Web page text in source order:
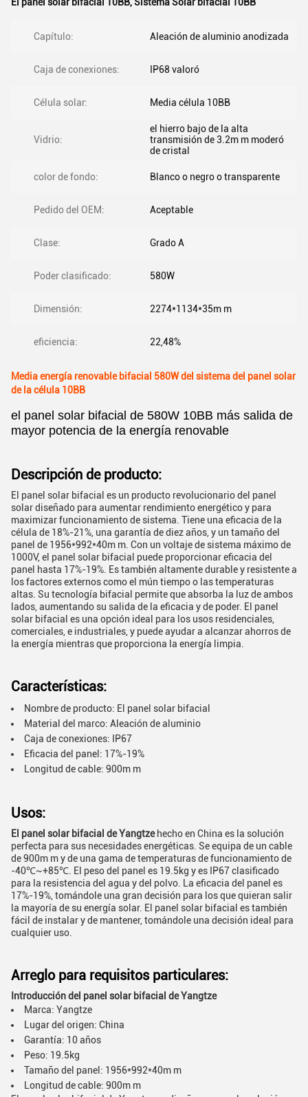
Capítulo: Aleación de aluminio anodizada
Caja de conexiones: IP68 valoró
Célula solar: Media célula 10BB
Vidrio:
el hierro bajo de la alta
transmisión de 3.2m m moderó
de cristal
color de fondo: Blanco o negro o transparente
Pedido del OEM: Aceptable
Clase: Grado A
Poder clasificado: 580W
Dimensión: 2274*1134*35m m
eficiencia: 22,48%
Media energía renovable bifacial 580W del sistema del panel solar
de la célula 10BB
el panel solar bifacial de 580W 10BB más salida de
mayor potencia de la energía renovable
Descripción de producto:
El panel solar bifacial es un producto revolucionario del panel
solar diseñado para aumentar rendimiento energético y para
maximizar funcionamiento de sistema. Tiene una eficacia de la
célula de 18%-21%, una garantía de diez años, y un tamaño del
panel de 1956*992*40m m. Con un voltaje de sistema máximo de
1000V, el panel solar bifacial puede proporcionar eficacia del
panel hasta 17%-19%. Es también altamente durable y resistente a
los factores externos como el mún tiempo o las temperaturas
altas. Su tecnología bifacial permite que absorba la luz de ambos
lados, aumentando su salida de la eficacia y de poder. El panel
solar bifacial es una opción ideal para los usos residenciales,
comerciales, e industriales, y puede ayudar a alcanzar ahorros de
la energía mientras que proporciona la energía limpia.
Características:
Nombre de producto: El panel solar bifacial
Material del marco: Aleación de aluminio
Caja de conexiones: IP67
Eficacia del panel: 17%-19%
Longitud de cable: 900m m
Usos:
El panel solar bifacial de Yangtzehecho en China es la solución
perfecta para sus necesidades energéticas. Se equipa de un cable
de 900m m y de una gama de temperaturas de funcionamiento de
-40℃~+85℃. El peso del panel es 19.5kg y es IP67 clasificado
para la resistencia del agua y del polvo. La eficacia del panel es
17%-19%, tomándole una gran decisión para los que quieran salir
la mayoría de su energía solar. El panel solar bifacial es también
fácil de instalar y de mantener, tomándole una decisión ideal para
cualquier uso.
Arreglo para requisitos particulares:
Introducción del panel solar bifacial de Yangtze
Marca: Yangtze
Lugar del origen: China
Garantía: 10 años
Peso: 19.5kg
Tamaño del panel: 1956*992*40m m
Longitud de cable: 900m m